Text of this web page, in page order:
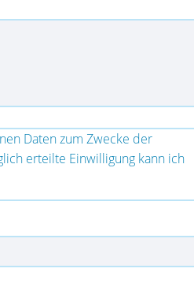
Daten zum Zwecke der
erteilte Einwilligung kann ich